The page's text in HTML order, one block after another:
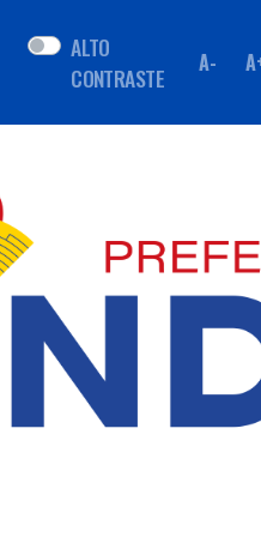
ALTO
CONTRASTE
A-